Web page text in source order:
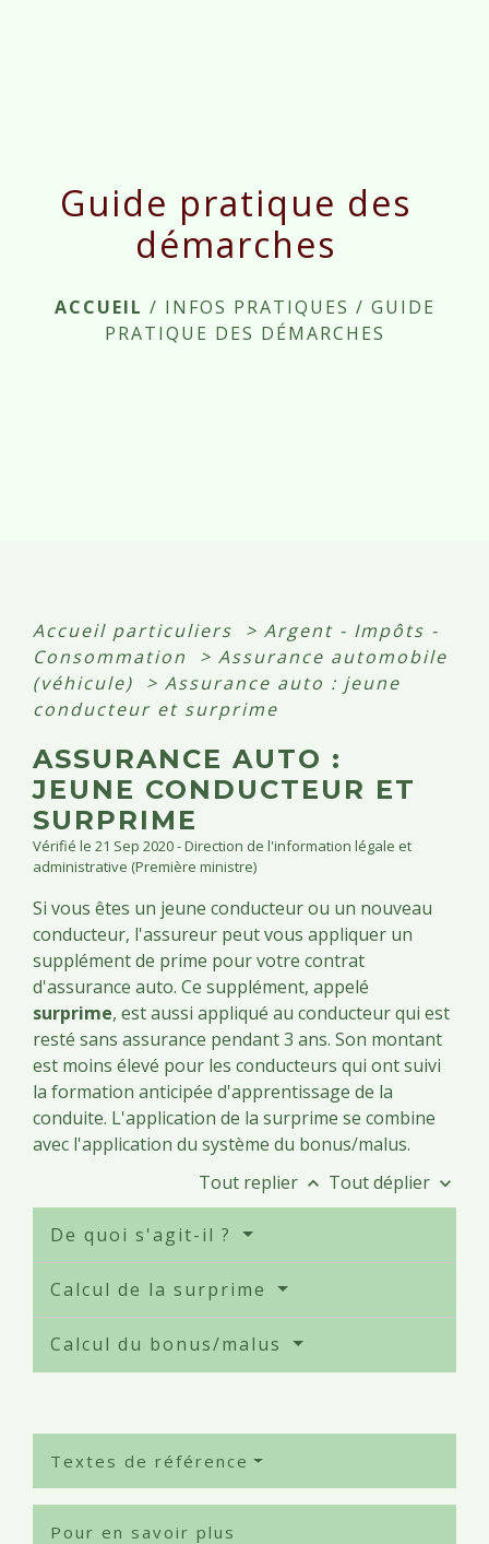
Guide pratique des
démarches
ACCUEIL / INFOS PRATIQUES / GUIDE
PRATIQUE DES DÉMARCHES
Accueil particuliers > Argent - Impôts -
Consommation
> Assurance automobile
(véhicule)
> Assurance auto : jeune
conducteur et surprime
ASSURANCE AUTO :
JEUNE CONDUCTEUR ET
SURPRIME
Vérifié le 21 Sep 2020 - Direction de l'information légale et
administrative (Première ministre)
Si vous êtes un jeune conducteur ou un nouveau
conducteur, l'assureur peut vous appliquer un
supplément de prime pour votre contrat
d'assurance auto. Ce supplément, appelé
surprime, est aussi appliqué au conducteur qui est
resté sans assurance pendant 3 ans. Son montant
est moins élevé pour les conducteurs qui ont suivi
la formation anticipée d'apprentissage de la
conduite. L'application de la surprime se combine
avec l'application du système du bonus/malus.
Tout replier keyboard_arrow_up Tout déplier keyboard_arrow_down
De quoi s'agit-il ?
Calcul de la surprime
Calcul du bonus/malus
Textes de référence
Pour en savoir plus